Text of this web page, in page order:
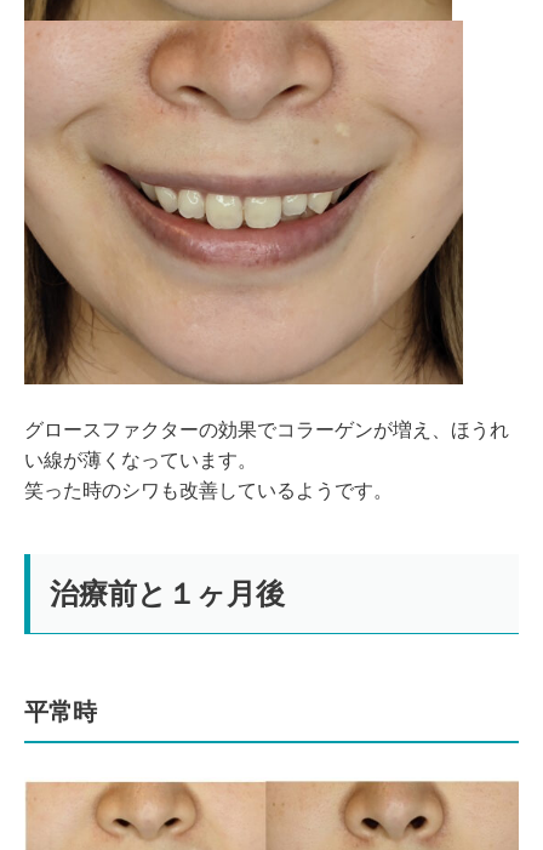
グロースファクターの効果でコラーゲンが増え、ほうれ
い線が薄くなっています。
笑った時のシワも改善しているようです。
治療前と１ヶ月後
平常時